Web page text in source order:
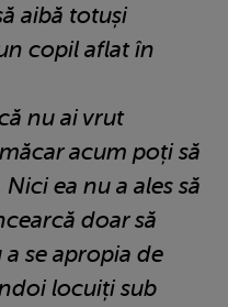
aibă totuși
copil aflat în
nu ai vrut
acum poți să
ea nu a ales să
doar să
se apropia de
locuiți sub